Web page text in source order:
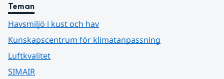
Teman
Havsmiljö i kust och hav
Kunskapscentrum för klimatanpassning
Luftkvalitet
SIMAIR